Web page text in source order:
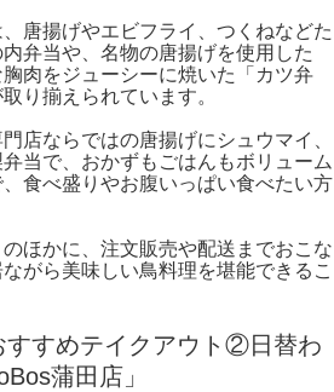
唐揚げやエビフライ、つくねなどた
弁当や、名物の唐揚げを使用した
胸肉をジューシーに焼いた「カツ弁
り揃えられています。
店ならではの唐揚げにシュウマイ、
当で、おかずもごはんもボリューム
食べ盛りやお腹いっぱい食べたい方
ほかに、注文販売や配送までおこな
がら美味しい鳥料理を堪能できるこ
すすめテイクアウト②日替わ
蒲田店」